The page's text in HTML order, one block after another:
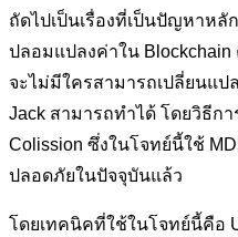
ถัดไปเป็นเรื่องที่เป็นปัญหาห
ปลอมแปลงค่าใน
จะไม่มีใครสามารถเปลี่ยนแป
Jack สามารถทำได้ โดยวิธีก
Colission ซึ่งในโจทย์นี้ใช้
ปลอดภัยในปัจจุบันแล้ว
โดยเทคนิคที่ใช้ในโจทย์นี้คือ